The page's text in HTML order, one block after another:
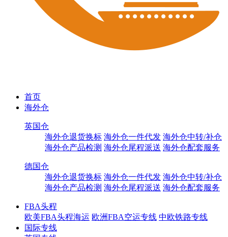
首页
海外仓
英国仓
海外仓退货换标 海外仓一件代发 海外仓中转/补仓
海外仓产品检测 海外仓尾程派送 海外仓配套服务
德国仓
海外仓退货换标 海外仓一件代发 海外仓中转/补仓
海外仓产品检测 海外仓尾程派送 海外仓配套服务
FBA头程
欧美FBA头程海运 欧洲FBA空运专线 中欧铁路专线
国际专线